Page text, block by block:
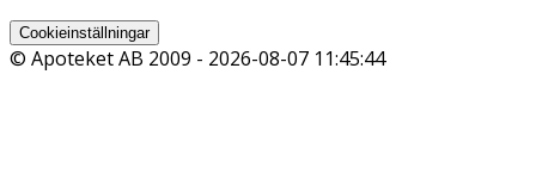
Cookieinställningar
© Apoteket AB 2009 - 2026-08-07 11:45:44